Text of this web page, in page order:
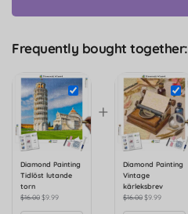
Frequently bought together:
Diamond Painting
Tidlöst lutande
torn
$16.00$9.99
+
Diamond Painting
Vintage
kärleksbrev
$16.00$9.99